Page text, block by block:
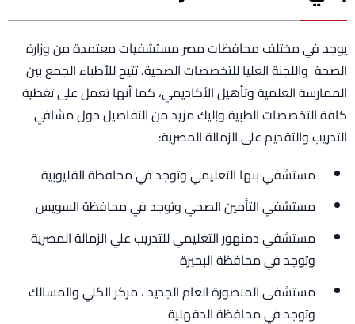
يوجد في مختلف محافظات مصر مستشفيات معتمدة من وزارة
الصحة واللجنة العليا للتخصصات الصحية، تتيح للأطباء الجمع بين
الممارسة العلمية وتأهيل الأكاديمي، كما أنها تعمل على تغطية
كافة التخصصات الطبية وإليك مزيد من التفاصيل حول مشافي
التدريب والتقديم على الزمالة المصرية:
مستشفي بنها التعليمي وتوجد في محافظة القليوبية
مستشفي التأمين الصحي وتوجد في محافظة السويس
مستشفي دمنهور التعليمي للتدريب علي الزمالة المصرية
وتوجد في محافظة البحيرة
مستشفى المنصورة العام الجديد ، مركز الكلي والمسالك
وتوجد في محافظة الدقهلية